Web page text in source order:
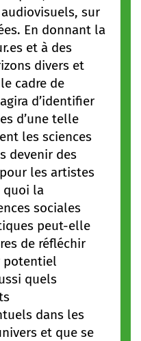
sur
En donnant la
et à des
divers et
cadre de
d’identifier
d’une telle
les sciences
devenir des
les artistes
quoi la
sociales
peut-elle
de réfléchir
potentiel
quels
dans les
et que se